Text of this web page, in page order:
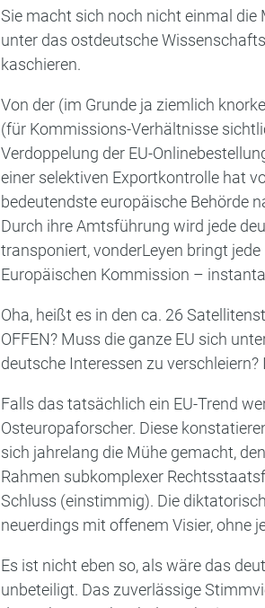
Sie macht sich noch nicht einmal die
unter das ostdeutsche
kaschieren.
Von der (im Grunde ja ziemlich
(für Kommissions-Verhältnisse
Verdoppelung der EU-
einer selektiven Exportkontrolle hat
bedeutendste europäische Behörde
Durch ihre Amtsführung wird jede
transponiert, vonderLeyen bringt
Europäischen Kommission –
Oha, heißt es in den ca. 26
OFFEN? Muss die ganze EU sich
deutsche Interessen zu
Falls das tatsächlich ein EU-Trend
Osteuropaforscher. Diese
sich jahrelang die Mühe gemacht,
Rahmen subkomplexer
Schluss (einstimmig). Die
neuerdings mit offenem Visier, ohne
Es ist nicht eben so, als wäre das
unbeteiligt. Das zuverlässige